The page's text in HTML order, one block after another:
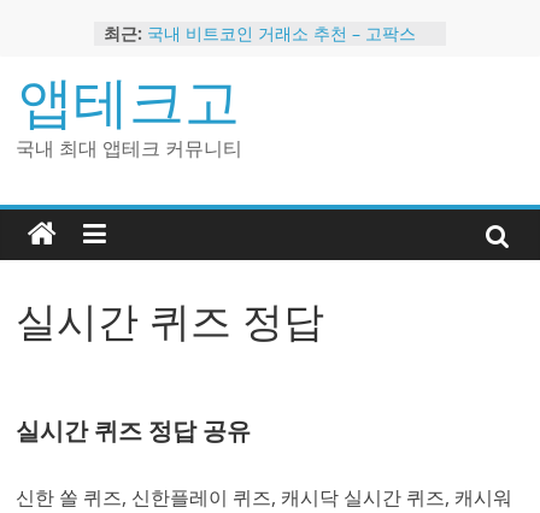
content
최근: 국내 비트코인 거래소 추천 – 고팍스
트
2024 강력히 추천하는 은행 멤버십 현
금 앱테크
해외 코인 거래소 추천 순위 BEST 2
앱테크고
국내 최대 앱테크 커뮤니티
실시간 퀴즈 정답
실시간 퀴즈 정답 공유
신한 쏠 퀴즈, 신한플레이 퀴즈, 캐시닥 실시간 퀴즈, 캐시워